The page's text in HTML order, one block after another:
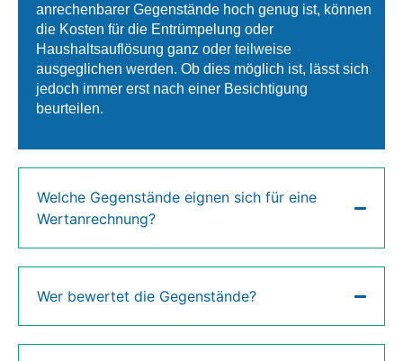
anrechenbarer Gegenstände hoch genug ist, können
die Kosten für die Entrümpelung oder
Haushaltsauflösung ganz oder teilweise
ausgeglichen werden. Ob dies möglich ist, lässt sich
jedoch immer erst nach einer Besichtigung
beurteilen.
Welche Gegenstände eignen sich für eine
Wertanrechnung?
Wer bewertet die Gegenstände?